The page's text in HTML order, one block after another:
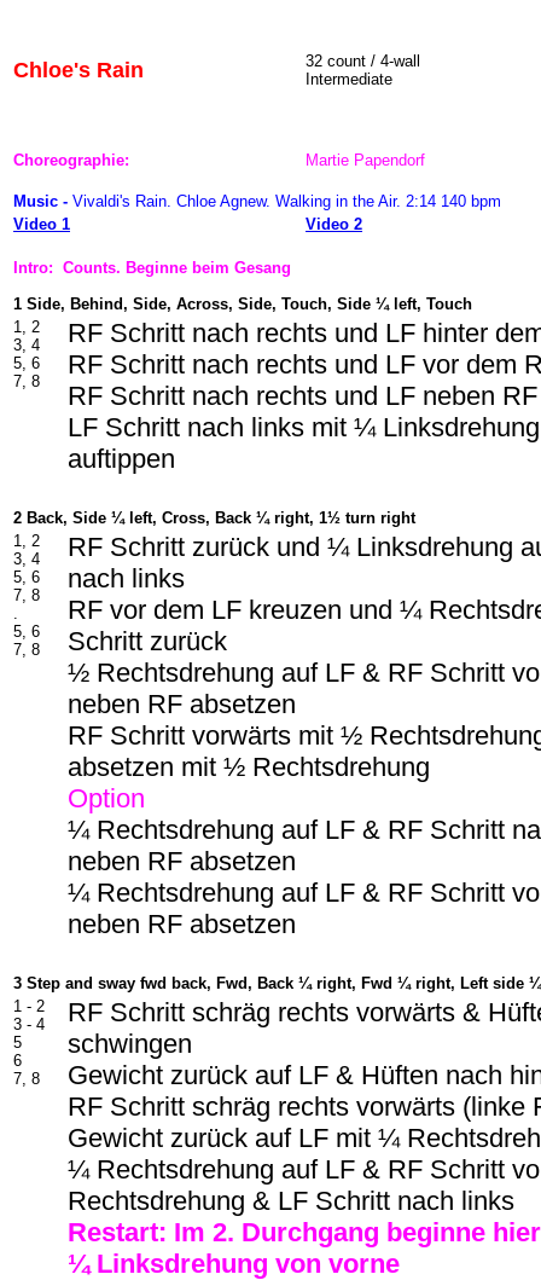
Chloe's Rain
32 count / 4-wall
Intermediate
Choreographie: Martie Papendorf
Music - Vivaldi's Rain. Chloe Agnew. Walking in the Air. 2:14 140 bpm
Video 1
Video 2
Intro: Counts. Beginne beim Gesang
1 Side, Behind, Side, Across, Side, Touch, Side ¼ left, Touch
1, 2
3, 4
5, 6
7, 8
RF Schritt nach rechts und LF hinter
RF Schritt nach rechts und LF vor dem
RF Schritt nach rechts und LF neben
LF Schritt nach links mit ¼
auftippen
2 Back, Side ¼ left, Cross, Back ¼ right, 1½ turn right
1, 2
3, 4
5, 6
7, 8
.
5, 6
7, 8
RF Schritt zurück und ¼ Linksdrehung
nach links
RF vor dem LF kreuzen und ¼
Schritt zurück
½ Rechtsdrehung auf LF & RF Schritt
neben RF absetzen
RF Schritt vorwärts mit ½
absetzen mit ½ Rechtsdrehung
Option
¼ Rechtsdrehung auf LF & RF Schritt
neben RF absetzen
¼ Rechtsdrehung auf LF & RF Schritt
neben RF absetzen
3 Step and sway fwd back, Fwd, Back ¼ right, Fwd ¼ right, Left side
1 - 2
3 - 4
5
6
7, 8
RF Schritt schräg rechts vorwärts &
schwingen
Gewicht zurück auf LF & Hüften nach
RF Schritt schräg rechts vorwärts (linke
Gewicht zurück auf LF mit ¼
¼ Rechtsdrehung auf LF & RF Schritt
Rechtsdrehung & LF Schritt nach links
Restart: Im 2. Durchgang beginne
¼ Linksdrehung von vorne